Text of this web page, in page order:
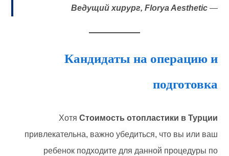
—
Ведущий хирург, Florya Aesthetic
Кандидаты на операцию и
подготовка
Хотя Стоимость отопластики в Турции
привлекательна, важно убедиться, что вы или ваш
ребенок подходите для данной процедуры по